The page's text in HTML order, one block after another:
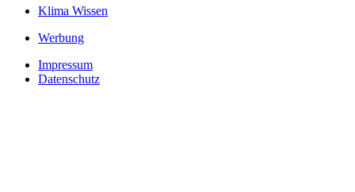
Klima Wissen
Werbung
Impressum
Datenschutz